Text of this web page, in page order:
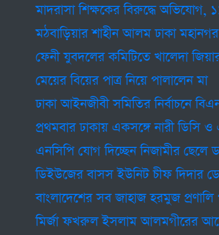
মাদরাসা শিক্ষকের বিরুদ্ধে অভিযোগ, ১১
মঠবাড়িয়ার শাহীন আলম ঢাকা মহানগর
ফেনী যুবদলের কমিটিতে খালেদা জিয়ার
মেয়ের বিয়ের পাত্র নিয়ে পালালেন মা
ঢাকা আইনজীবী সমিতির নির্বাচনে
প্রথমবার ঢাকায় একসঙ্গে নারী ডিসি ও
এনসিপি যোগ দিচ্ছেন নিজামীর ছেলে ড.
ডিইউজের বাসস ইউনিট চীফ দিদার ডেপুটি
বাংলাদেশের সব জাহাজ হরমুজ প্রণালি
মির্জা ফখরুল ইসলাম আলমগীরের